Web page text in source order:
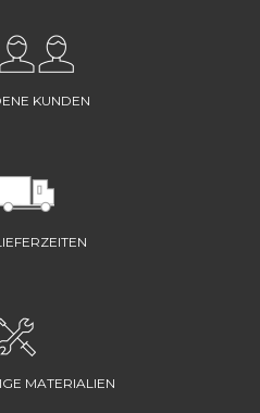
KUNDEN
MATERIALIEN